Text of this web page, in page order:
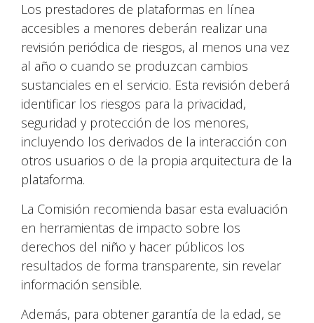
Los prestadores de plataformas en línea
accesibles a menores deberán realizar una
revisión periódica de riesgos, al menos una vez
al año o cuando se produzcan cambios
sustanciales en el servicio. Esta revisión deberá
identificar los riesgos para la privacidad,
seguridad y protección de los menores,
incluyendo los derivados de la interacción con
otros usuarios o de la propia arquitectura de la
plataforma.
La Comisión recomienda basar esta evaluación
en herramientas de impacto sobre los
derechos del niño y hacer públicos los
resultados de forma transparente, sin revelar
información sensible.
Además, para obtener garantía de la edad, se